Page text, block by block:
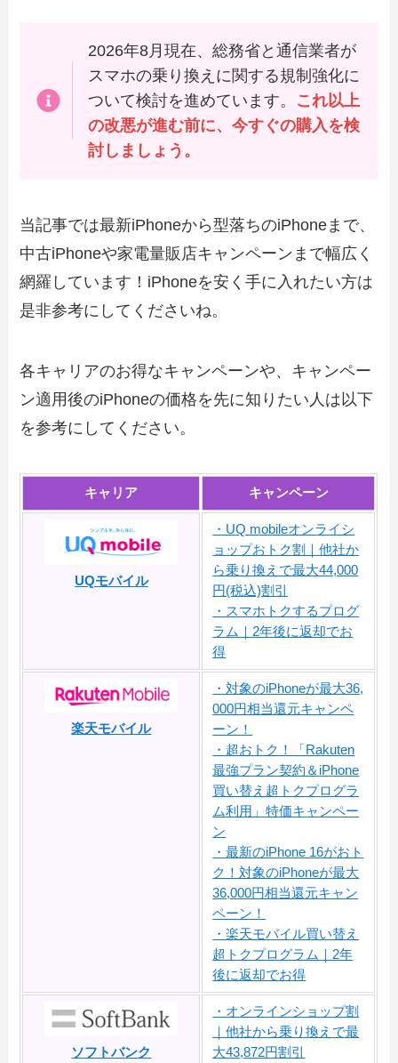
2026年8月現在、総務省と通信業者が
スマホの乗り換えに関する規制強化に
ついて検討を進めています。
これ以上
の改悪が進む前に、今すぐの購入を検
討しましょう。
当記事では最新iPhoneから型落ちのiPhoneまで、
中古iPhoneや家電量販店キャンペーンまで幅広く
網羅しています！iPhoneを安く手に入れたい方は
是非参考にしてくださいね。
各キャリアのお得なキャンペーンや、キャンペー
ン適用後のiPhoneの価格を先に知りたい人は以下
を参考にしてください。
キャリア キャンペーン
UQモバイル
・UQ mobileオンライシ
ョップおトク割｜他社か
ら乗り換えで最大44,000
円(税込)割引
・スマホトクするプログ
ラム｜2年後に返却でお
得
楽天モバイル
・対象のiPhoneが最大36,
000円相当還元キャンペ
ーン！
・超おトク！「Rakuten
最強プラン契約＆iPhone
買い替え超トクプログラ
ム利用」特価キャンペー
ン
・最新のiPhone 16がおト
ク！対象のiPhoneが最大
36,000円相当還元キャン
ペーン！
・楽天モバイル買い替え
超トクプログラム｜2年
後に返却でお得
ソフトバンク
・オンラインショップ割
｜他社から乗り換えで最
大43,872円割引